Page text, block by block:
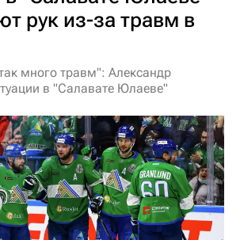
рук из-за травм в
много травм": Александр
в "Салавате Юлаеве"